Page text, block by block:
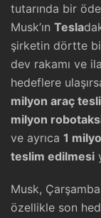
tutarında bir
Musk’ın Tesla
şirketin dörtte
dev rakamı ve
hedeflere
milyon araç
milyon
ve ayrıca 1
teslim edilmesi
Musk,
özellikle son